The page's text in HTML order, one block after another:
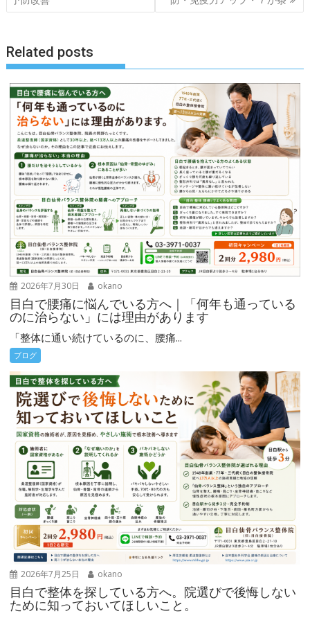
ナ
ゲ
ー
シ
ョ
ン
Related posts
2026年7月30日 okano
目白で腰痛に悩んでいる方へ｜「何年も通っている
のに治らない」には理由があります
「整体に通い続けているのに、腰痛...
ブログ
2026年7月25日 okano
目白で整体を探している方へ。院選びで後悔しない
ために知っておいてほしいこと。